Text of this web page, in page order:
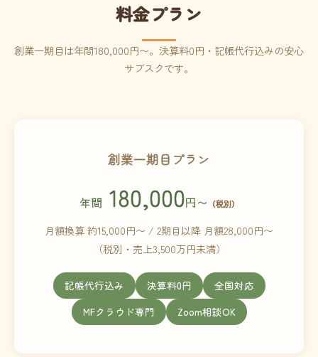
料金プラン
創業一期目は年間180,000円〜。決算料0円・記帳代行込みの安心
サブスクです。
創業一期目プラン
年間 180,000円〜 （税別）
月額換算 約15,000円〜 / 2期目以降 月額28,000円〜
（税別・売上3,500万円未満）
記帳代行込み 決算料0円
全国対応
MFクラウド専門
Zoom相談OK